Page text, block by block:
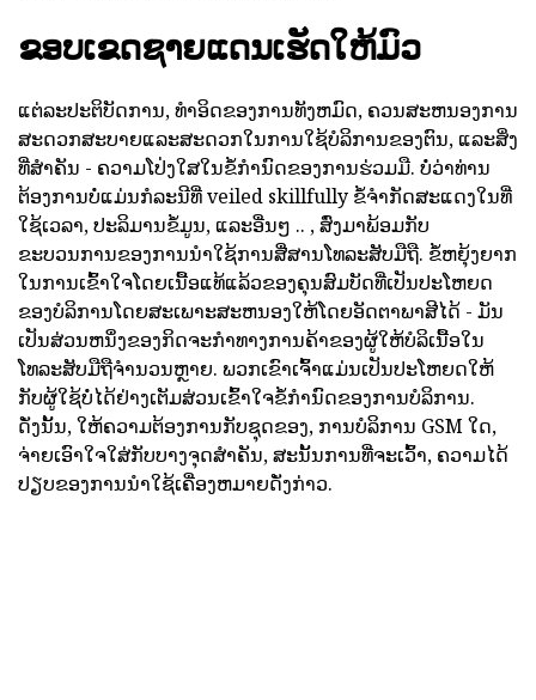
ຂອບເຂດຊາຍແດນເຮັດໃຫ້ມົວ
ແຕ່ລະປະຕິບັດການ, ທໍາອິດຂອງການທັງຫມົດ, ຄວນສະຫນອງການ
ສະດວກສະບາຍແລະສະດວກໃນການໃຊ້ບໍລິການຂອງຕົນ, ແລະສິ່ງ
ທີ່ສໍາຄັນ - ຄວາມໂປ່ງໃສໃນຂໍ້ກໍານົດຂອງການຮ່ວມມື. ບໍ່ວ່າທ່ານ
ຕ້ອງການບໍ່ແມ່ນກໍລະນີທີ່ veiled skillfully ຂໍ້ຈໍາກັດສະແດງໃນທີ່
ໃຊ້ເວລາ, ປະລິມານຂໍ້ມູນ, ແລະອື່ນໆ .. , ສົ່ງມາພ້ອມກັບ
ຂະບວນການຂອງການນໍາໃຊ້ການສື່ສານໂທລະສັບມືຖື. ຂໍ້ຫຍຸ້ງຍາກ
ໃນການເຂົ້າໃຈໂດຍເນື້ອແທ້ແລ້ວຂອງຄຸນສົມບັດທີ່ເປັນປະໂຫຍດ
ຂອງບໍລິການໂດຍສະເພາະສະຫນອງໃຫ້ໂດຍອັດຕາພາສີໄດ້ - ມັນ
ເປັນສ່ວນຫນຶ່ງຂອງກິດຈະກໍາທາງການຄ້າຂອງຜູ້ໃຫ້ບໍລິເນື້ອໃນ
ໂທລະສັບມືຖືຈໍານວນຫຼາຍ. ພວກເຂົາເຈົ້າແມ່ນເປັນປະໂຫຍດໃຫ້
ກັບຜູ້ໃຊ້ບໍ່ໄດ້ຢ່າງເຕັມສ່ວນເຂົ້າໃຈຂໍ້ກໍານົດຂອງການບໍລິການ.
ດັ່ງນັ້ນ, ໃຫ້ຄວາມຕ້ອງການກັບຊຸດຂອງ, ການບໍລິການ GSM ໃດ,
ຈ່າຍເອົາໃຈໃສ່ກັບບາງຈຸດສໍາຄັນ, ສະນັ້ນການທີ່ຈະເວົ້າ, ຄວາມໄດ້
ປຽບຂອງການນໍາໃຊ້ເຄື່ອງຫມາຍດັ່ງກ່າວ.